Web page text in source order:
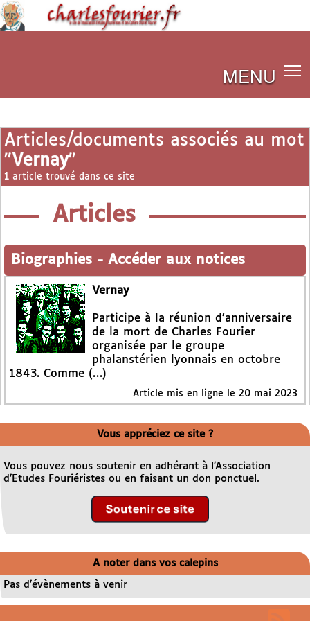
MENU
Articles/documents associés au mot
"Vernay"
1 article trouvé dans ce site
Articles
Biographies - Accéder aux notices
Vernay
Participe à la réunion d’anniversaire
de la mort de Charles Fourier
organisée par le groupe
phalanstérien lyonnais en octobre
1843. Comme (…)
Article mis en ligne le 20 mai 2023
Vous appréciez ce site ?
Vous pouvez nous soutenir en adhérant à l’Association
d’Etudes Fouriéristes ou en faisant un don ponctuel.
A noter dans vos calepins
Pas d’évènements à venir